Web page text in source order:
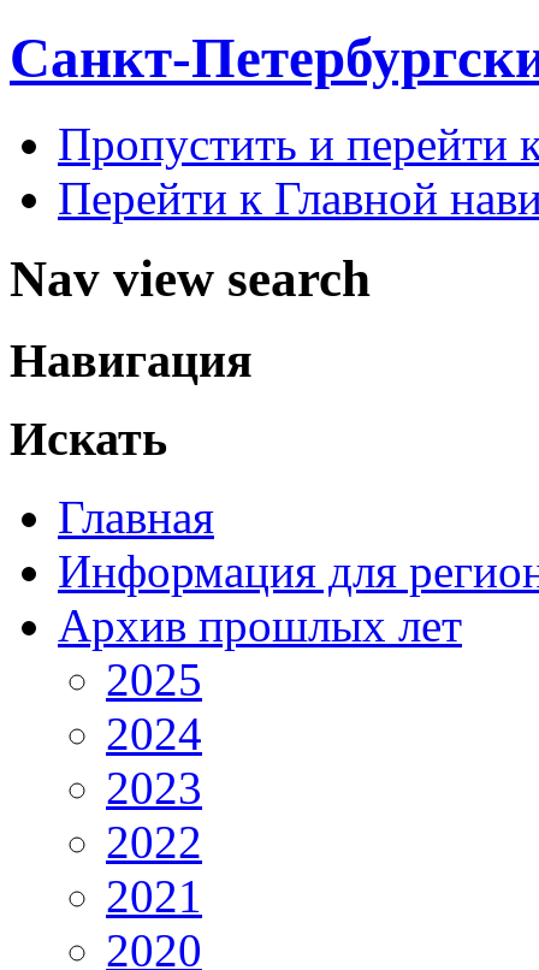
Санкт-
Пропустить и перейти
Перейти к Главной
Nav view search
Навигация
Искать
Главная
Информация для
Архив прошлых лет
2025
2024
2023
2022
2021
2020